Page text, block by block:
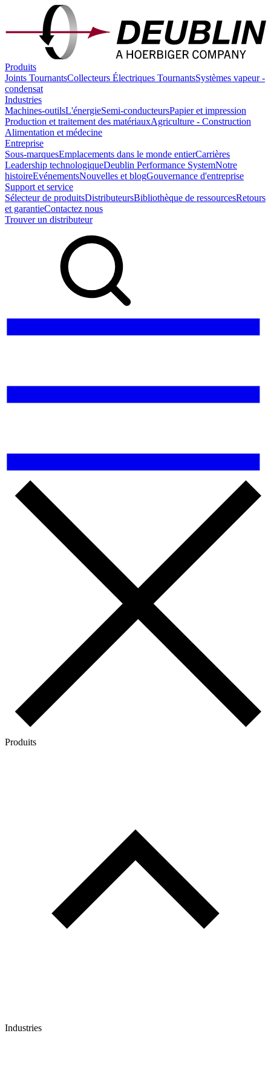
Produits
Joints TournantsCollecteurs Électriques TournantsSystèmes vapeur -
condensat
Industries
Machines-outilsL'énergieSemi-conducteursPapier et impression
Production et traitement des matériauxAgriculture - Construction
Alimentation et médecine
Entreprise
Sous-marquesEmplacements dans le monde entierCarrières
Leadership technologiqueDeublin Performance SystemNotre
histoireEvénementsNouvelles et blogGouvernance d'entreprise
Support et service
Sélecteur de produitsDistributeursBibliothèque de ressourcesRetours
et garantieContactez nous
Trouver un distributeur
Produits
Industries